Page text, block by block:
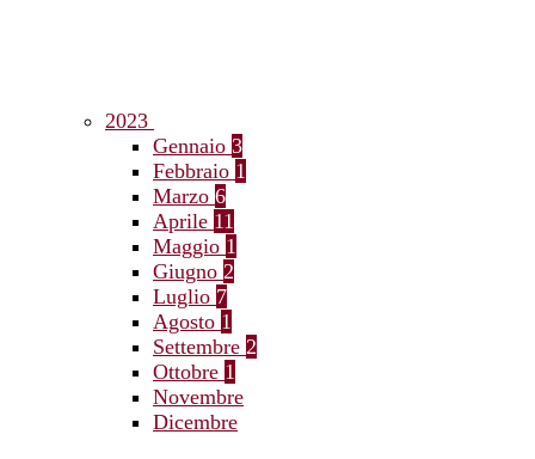
2023
Gennaio 3
Febbraio 1
Marzo 6
Aprile 11
Maggio 1
Giugno 2
Luglio 7
Agosto 1
Settembre 2
Ottobre 1
Novembre
Dicembre